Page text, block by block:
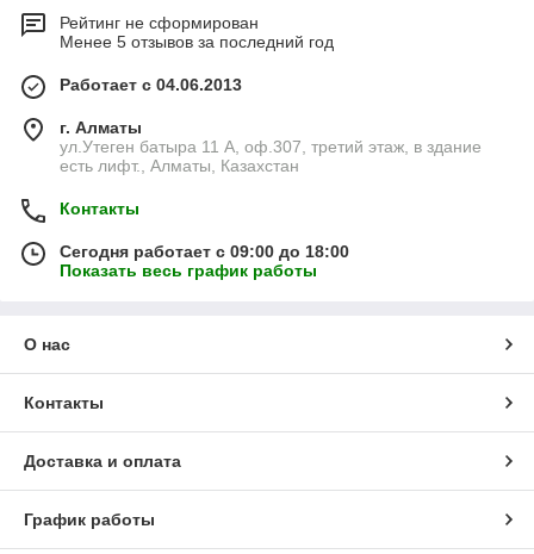
Рейтинг не сформирован
Менее 5 отзывов за последний год
Работает с 04.06.2013
г. Алматы
ул.Утеген батыра 11 А, оф.307, третий этаж, в здание
есть лифт., Алматы, Казахстан
Контакты
Сегодня работает с 09:00 до 18:00
Показать весь график работы
О нас
Контакты
Доставка и оплата
График работы